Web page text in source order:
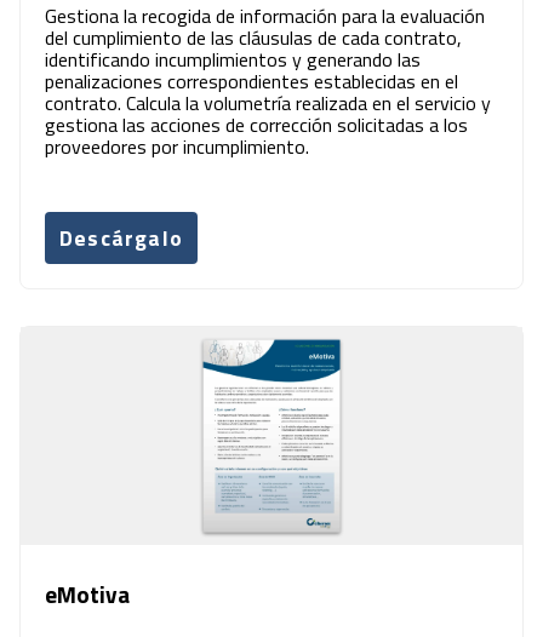
Gestiona la recogida de información para la evaluación
del cumplimiento de las cláusulas de cada contrato,
identificando incumplimientos y generando las
penalizaciones correspondientes establecidas en el
contrato. Calcula la volumetría realizada en el servicio y
gestiona las acciones de corrección solicitadas a los
proveedores por incumplimiento.
Descárgalo
eMotiva